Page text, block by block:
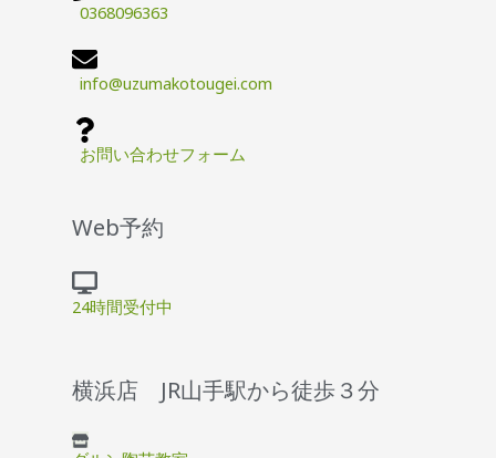
0368096363
info@uzumakotougei.com
お問い合わせフォーム
Web予約
24時間受付中
横浜店 JR山手駅から徒歩３分